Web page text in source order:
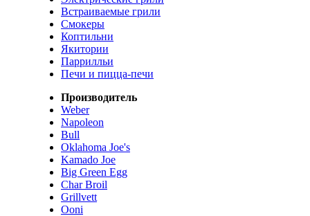
Встраиваемые грили
Смокеры
Коптильни
Якитории
Паррилльи
Печи и пицца-печи
Производитель
Weber
Napoleon
Bull
Oklahoma Joe's
Kamado Joe
Big Green Egg
Char Broil
Grillvett
Ooni